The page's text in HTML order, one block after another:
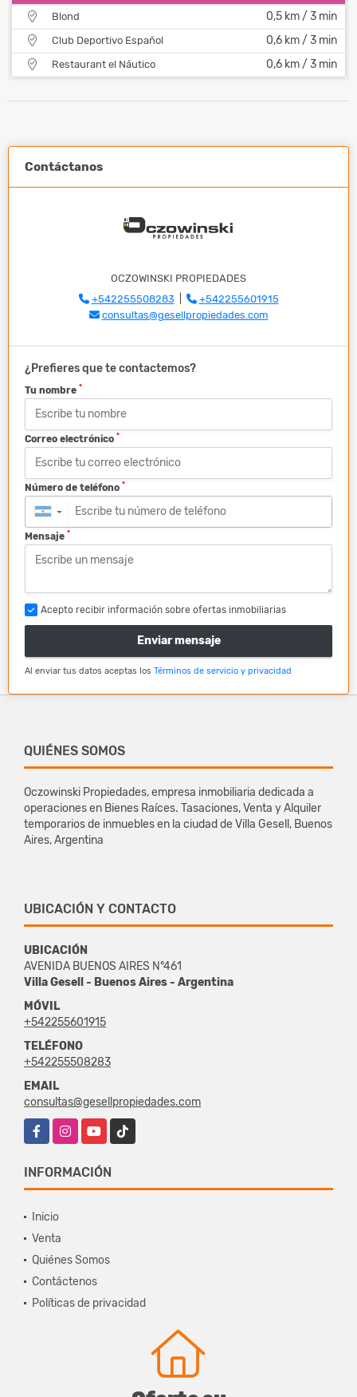
Blond 0,5 km / 3 min
Club Deportivo Español 0,6 km / 3 min
Restaurant el Náutico 0,6 km / 3 min
Contáctanos
OCZOWINSKI PROPIEDADES
+542255508283|
+542255601915
consultas@gesellpropiedades.com
¿Prefieres que te contactemos?
Tu nombre *
Correo electrónico *
Número de teléfono *
▼
Mensaje *
Acepto recibir información sobre ofertas inmobiliarias
Enviar mensaje
Al enviar tus datos aceptas los Términos de servicio y privacidad
QUIÉNES SOMOS
Oczowinski Propiedades, empresa inmobiliaria dedicada a
operaciones en Bienes Raíces. Tasaciones, Venta y Alquiler
temporarios de inmuebles en la ciudad de Villa Gesell, Buenos
Aires, Argentina
UBICACIÓN Y CONTACTO
UBICACIÓN
AVENIDA BUENOS AIRES N°461
Villa Gesell - Buenos Aires - Argentina
MÓVIL
+542255601915
TELÉFONO
+542255508283
EMAIL
consultas@gesellpropiedades.com
FacebookInstagramYouTubeTikTok
INFORMACIÓN
Inicio
Venta
Quiénes Somos
Contáctenos
Políticas de privacidad